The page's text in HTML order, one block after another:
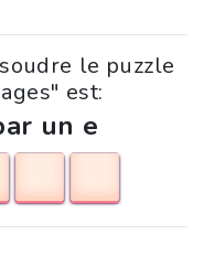
le puzzle
est:
un e